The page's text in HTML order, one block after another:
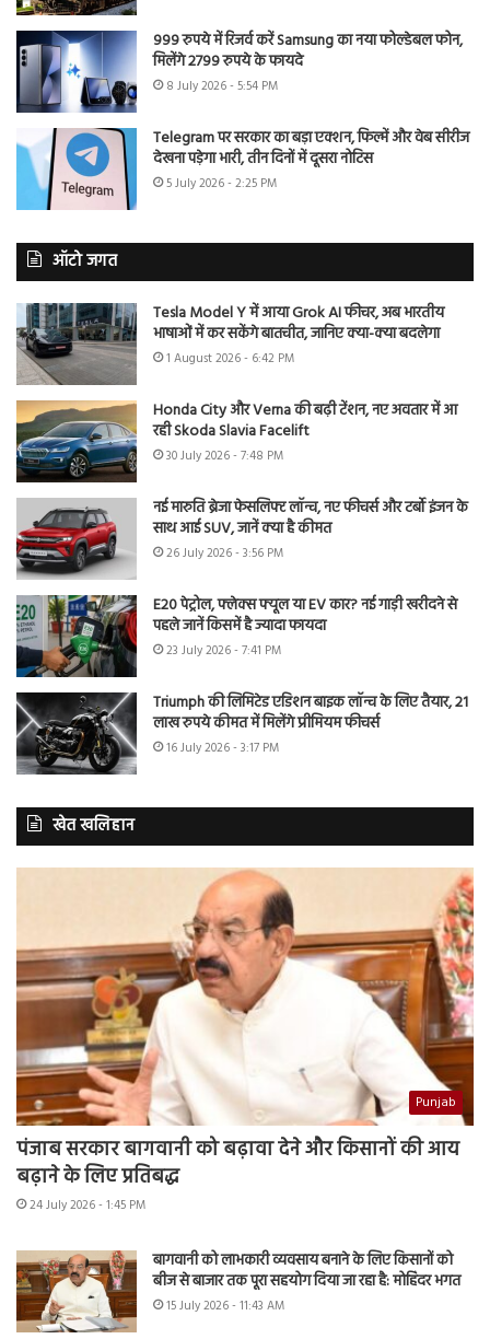
999 रुपये में रिजर्व करें Samsung का नया फोल्डेबल फोन,
मिलेंगे 2799 रुपये के फायदे
8 July 2026 - 5:54 PM
Telegram पर सरकार का बड़ा एक्शन, फिल्में और वेब सीरीज
देखना पड़ेगा भारी, तीन दिनों में दूसरा नोटिस
5 July 2026 - 2:25 PM
ऑटो जगत
Tesla Model Y में आया Grok AI फीचर, अब भारतीय
भाषाओं में कर सकेंगे बातचीत, जानिए क्या-क्या बदलेगा
1 August 2026 - 6:42 PM
Honda City और Verna की बढ़ी टेंशन, नए अवतार में आ
रही Skoda Slavia Facelift
30 July 2026 - 7:48 PM
नई मारुति ब्रेजा फेसलिफ्ट लॉन्च, नए फीचर्स और टर्बो इंजन के
साथ आई SUV, जानें क्या है कीमत
26 July 2026 - 3:56 PM
E20 पेट्रोल, फ्लेक्स फ्यूल या EV कार? नई गाड़ी खरीदने से
पहले जानें किसमें है ज्यादा फायदा
23 July 2026 - 7:41 PM
Triumph की लिमिटेड एडिशन बाइक लॉन्च के लिए तैयार, 21
लाख रुपये कीमत में मिलेंगे प्रीमियम फीचर्स
16 July 2026 - 3:17 PM
खेत खलिहान
Punjab
पंजाब सरकार बागवानी को बढ़ावा देने और किसानों की आय
बढ़ाने के लिए प्रतिबद्ध
24 July 2026 - 1:45 PM
बागवानी को लाभकारी व्यवसाय बनाने के लिए किसानों को
बीज से बाजार तक पूरा सहयोग दिया जा रहा है: मोहिंदर भगत
15 July 2026 - 11:43 AM